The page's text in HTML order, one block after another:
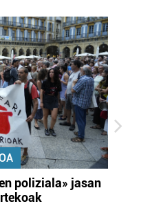
poliziala» jasan